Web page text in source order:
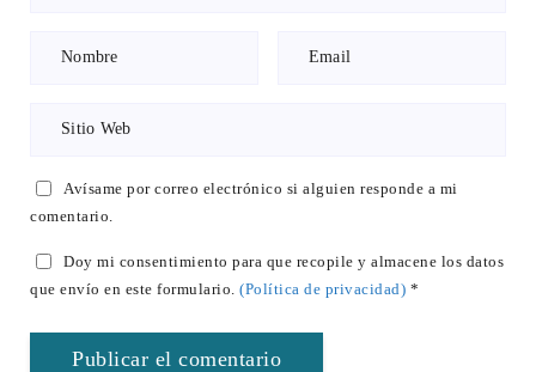
Avísame por correo electrónico si alguien responde a mi
comentario.
Doy mi consentimiento para que recopile y almacene los datos
que envío en este formulario. (Política de privacidad) *